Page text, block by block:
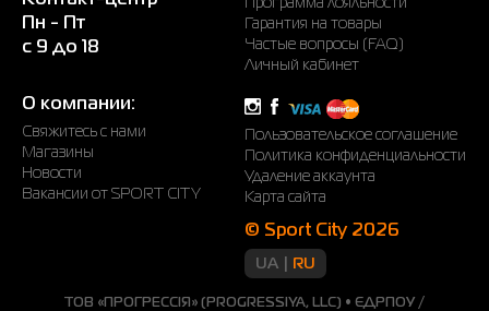
Пн - Пт
с 9 до 18
Программа лояльности
Гарантия на товары
Частые вопросы (FAQ)
Личный кабинет
О компании:
Свяжитесь с нами
Магазины
Новости
Вакансии от SPORT CITY
Пользовательское соглашение
Политика конфиденциальности
Удаление аккаунта
Карта сайта
© Sport City 2026
UA RU
ТОВ «ПРОГРЕССІЯ» (PROGRESSIYA, LLC) • ЄДРПОУ /